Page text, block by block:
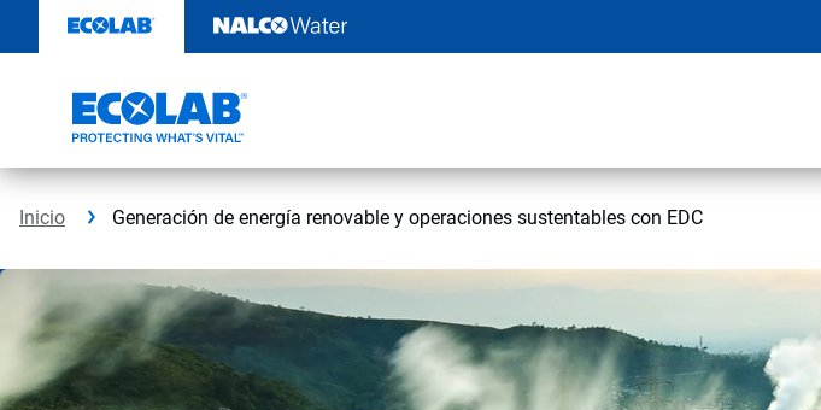
contenido
Inicio Generación de energía renovable y operaciones sustentables con EDC